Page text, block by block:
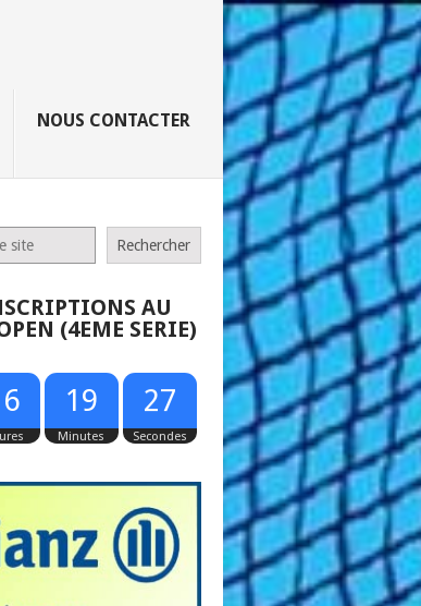
NOUS CONTACTER
Rechercher
AU
(4EME SERIE)
19
Minutes
26
25
Secondes